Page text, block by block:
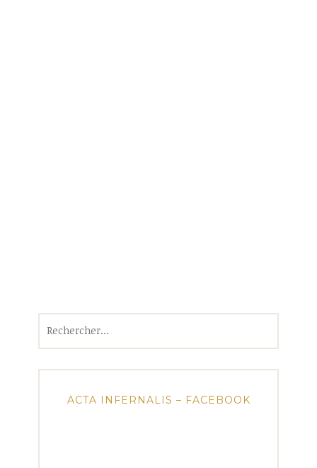
ACTA INFERNALIS – FACEBOOK